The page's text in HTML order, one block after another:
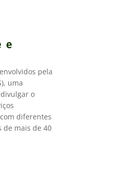
e
pela
uma
o
diferentes
de mais de 40